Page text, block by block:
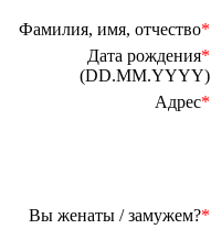
Фамилия, имя, отчество*
Дата рождения*
(DD.MM.YYYY)
Адрес*
Вы женаты / замужем?*